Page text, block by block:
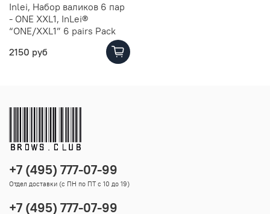
Inlei, Набор валиков 6 пар
- ONE XXL1, InLei®
“ONE/XXL1” 6 pairs Pack
2150 руб
+7 (495) 777-07-99
Отдел доставки (с ПН по ПТ с 10 до 19)
+7 (495) 777-07-99